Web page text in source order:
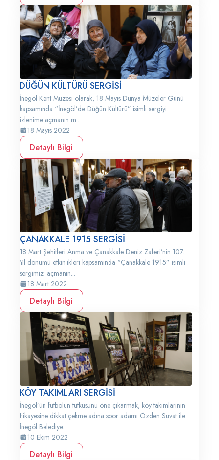
DÜĞÜN KÜLTÜRÜ SERGİSİ
İnegöl Kent Müzesi olarak, 18 Mayıs Dünya Müzeler Günü
kapsamında “İnegöl’de Düğün Kültürü” isimli sergiyi
izlenime açmanın m...
18 Mayıs 2022
Detaylı Bilgi
ÇANAKKALE 1915 SERGİSİ
18 Mart Şehitleri Anma ve Çanakkale Deniz Zaferi’nin 107.
Yıl dönümü etkinlikleri kapsamında “Çanakkale 1915” isimli
sergimizi açmanın...
18 Mart 2022
Detaylı Bilgi
KÖY TAKIMLARI SERGİSİ
İnegöl’ün futbolun tutkusunu öne çıkarmak, köy takımlarının
hikayesine dikkat çekme adına spor adamı Özden Suvat ile
İnegöl Belediye...
10 Ekim 2022
Detaylı Bilgi